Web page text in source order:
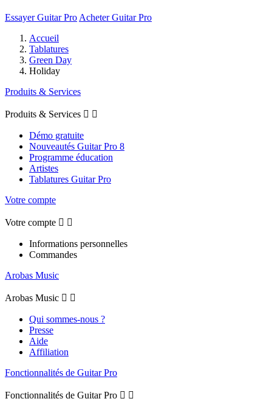
Essayer Guitar Pro Acheter Guitar Pro
Accueil
Tablatures
Green Day
Holiday
Produits & Services
Produits & Services  
Démo gratuite
Nouveautés Guitar Pro 8
Programme éducation
Artistes
Tablatures Guitar Pro
Votre compte
Votre compte  
Informations personnelles
Commandes
Arobas Music
Arobas Music  
Qui sommes-nous ?
Presse
Aide
Affiliation
Fonctionnalités de Guitar Pro
Fonctionnalités de Guitar Pro  